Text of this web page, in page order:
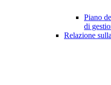
Piano
di
Relazione